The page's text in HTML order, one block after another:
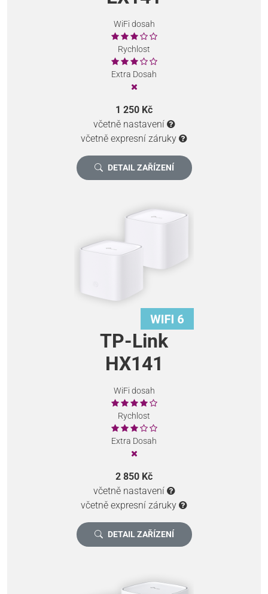
WiFi dosah
Rychlost
Extra Dosah
1 250 Kč
včetně nastavení
včetně expresní záruky
DETAIL ZAŘÍZENÍ
TP-Link
HX141
WiFi dosah
Rychlost
Extra Dosah
2 850 Kč
včetně nastavení
včetně expresní záruky
DETAIL ZAŘÍZENÍ